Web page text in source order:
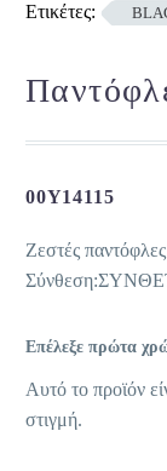
Ετικέτες:
00Y14115
Ζεστές
Επέλεξε πρώτα
Αυτό το προϊόν
στιγμή.